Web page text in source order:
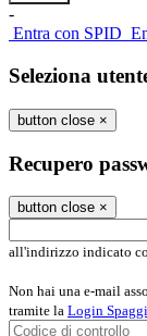
-
Entra con SPID
Seleziona
button close ×
Recupero
button close ×
all'indirizzo indicato
Non hai una e-mail
tramite la Login